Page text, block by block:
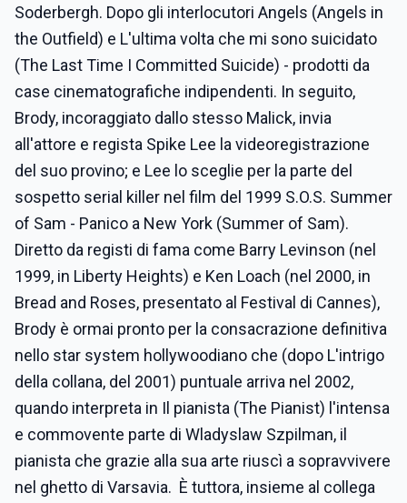
Soderbergh. Dopo gli interlocutori Angels (Angels in
the Outfield) e L'ultima volta che mi sono suicidato
(The Last Time I Committed Suicide) - prodotti da
case cinematografiche indipendenti. In seguito,
Brody, incoraggiato dallo stesso Malick, invia
all'attore e regista Spike Lee la videoregistrazione
del suo provino; e Lee lo sceglie per la parte del
sospetto serial killer nel film del 1999 S.O.S. Summer
of Sam - Panico a New York (Summer of Sam).
Diretto da registi di fama come Barry Levinson (nel
1999, in Liberty Heights) e Ken Loach (nel 2000, in
Bread and Roses, presentato al Festival di Cannes),
Brody è ormai pronto per la consacrazione definitiva
nello star system hollywoodiano che (dopo L'intrigo
della collana, del 2001) puntuale arriva nel 2002,
quando interpreta in Il pianista (The Pianist) l'intensa
e commovente parte di Wladyslaw Szpilman, il
pianista che grazie alla sua arte riuscì a sopravvivere
nel ghetto di Varsavia. È tuttora, insieme al collega